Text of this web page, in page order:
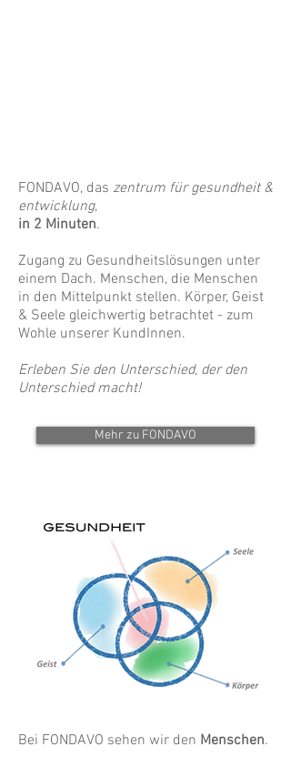
FONDAVO, das zentrum für gesundheit &
entwicklung,
in 2 Minuten.
Zugang zu Gesundheitslösungen unter
einem Dach. Menschen, die Menschen
in den Mittelpunkt stellen. Körper, Geist
& Seele gleichwertig betrachtet - zum
Wohle unserer KundInnen.
Erleben Sie den Unterschied, der den
Unterschied macht!
Mehr zu FONDAVO
Bei FONDAVO sehen wir den Menschen.